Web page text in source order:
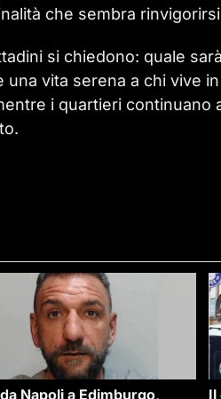
che sembra
si chiedono: quale
vita serena a chi vive
i quartieri continuano
Napoli a Edimburgo,
Il